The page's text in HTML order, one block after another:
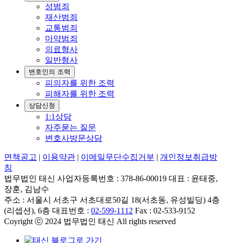
성범죄
재산범죄
교통범죄
마약범죄
의료형사
일반형사
변호인의 조력
피의자를 위한 조력
피해자를 위한 조력
상담신청
1:1상담
자주묻는 질문
변호사방문상담
면책공고 | 이용약관 | 이메일무단수집거부 | 개인정보취급방
침
법무법인 태신 사업자등록번호 : 378-86-00019 대표 : 윤태중,
장훈, 김남수
주소 : 서울시 서초구 서초대로50길 18(서초동, 유성빌딩) 4층
(리셉션), 6층 대표번호 : 02-599-1112 Fax : 02-533-9152
Coyright ⓒ 2024 법무법인 태신 All rights reserved